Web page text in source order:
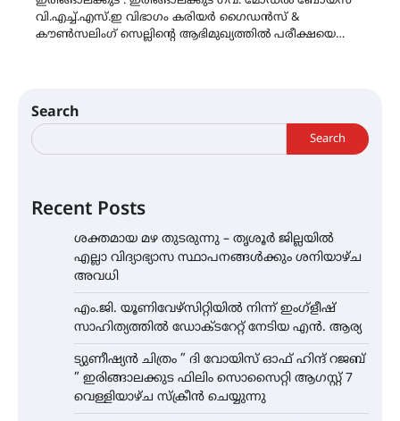
വി.എച്ച്.എസ്.ഇ വിഭാഗം കരിയർ ഗൈഡൻസ് &
കൗൺസലിംഗ് സെല്ലിന്‍റെ ആഭിമുഖ്യത്തിൽ പരീക്ഷയെ…
Search
Search
Recent Posts
ശക്തമായ മഴ തുടരുന്നു – തൃശൂർ ജില്ലയിൽ
എല്ലാ വിദ്യാഭ്യാസ സ്ഥാപനങ്ങൾക്കും ശനിയാഴ്ച
അവധി
എം.ജി. യൂണിവേഴ്‌സിറ്റിയിൽ നിന്ന് ഇംഗ്ളീഷ്
സാഹിത്യത്തിൽ ഡോക്ടറേറ്റ് നേടിയ എൻ. ആര്യ
ട്യുണീഷ്യൻ ചിത്രം ” ദി വോയിസ് ഓഫ് ഹിന്ദ് റജബ്
” ഇരിങ്ങാലക്കുട ഫിലിം സൊസൈറ്റി ആഗസ്റ്റ് 7
വെള്ളിയാഴ്ച സ്‌ക്രീൻ ചെയ്യുന്നു